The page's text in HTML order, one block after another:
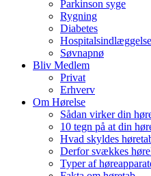
Parkinson syge
Rygning
Diabetes
Hospitalsindlæggelse
Søvnapnø
Bliv Medlem
Privat
Erhverv
Om Hørelse
Sådan virker din
10 tegn på at din
Hvad skyldes
Derfor svækkes
Typer af